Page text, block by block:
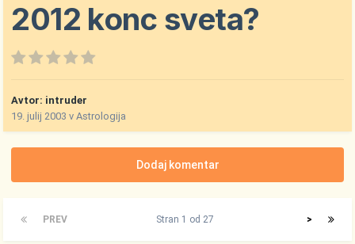
2012 konc sveta?
Avtor: intruder
19. julij 2003 vAstrologija
Dodaj komentar
PREV >
Stran 1 od 27